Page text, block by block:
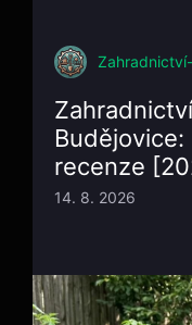
recenze
14. 8. 2026